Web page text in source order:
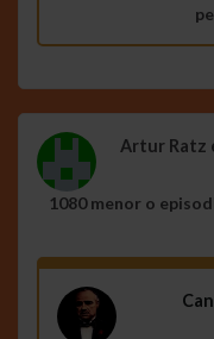
Artur Ratz
1080 menor o